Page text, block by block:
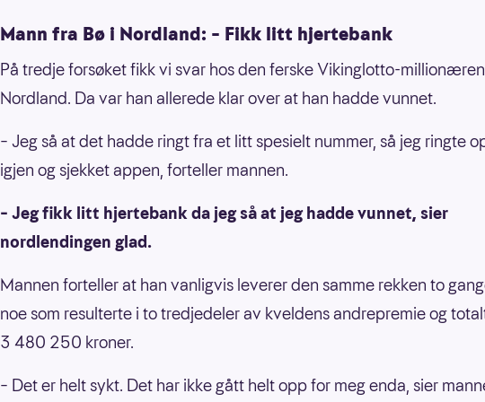
Mann fra Bø i Nordland: – Fikk litt hjertebank
På tredje forsøket fikk vi svar hos den ferske Vikinglotto-
Nordland. Da var han allerede klar over at han hadde vunnet.
– Jeg så at det hadde ringt fra et litt spesielt nummer, så jeg ringte
igjen og sjekket appen, forteller mannen.
– Jeg fikk litt hjertebank da jeg så at jeg hadde vunnet, sier
nordlendingen glad.
Mannen forteller at han vanligvis leverer den samme rekken to
noe som resulterte i to tredjedeler av kveldens andrepremie og
3 480 250 kroner.
– Det er helt sykt. Det har ikke gått helt opp for meg enda, sier